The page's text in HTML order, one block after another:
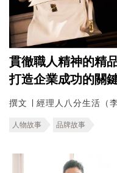
貫徹職人精神的精
打造企業成功的關
撰文 ∣ 經理人八分生活（
人物故事 品牌故事